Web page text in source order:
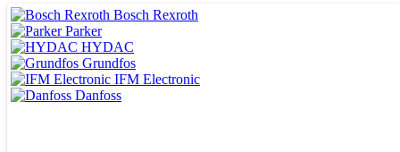
Bosch Rexroth
Parker
HYDAC
Grundfos
IFM Electronic
Danfoss